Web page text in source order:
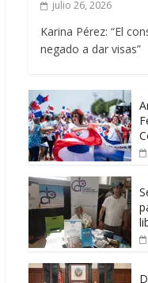
julio 26, 2026
Karina Pérez: “El
negado a dar visas”